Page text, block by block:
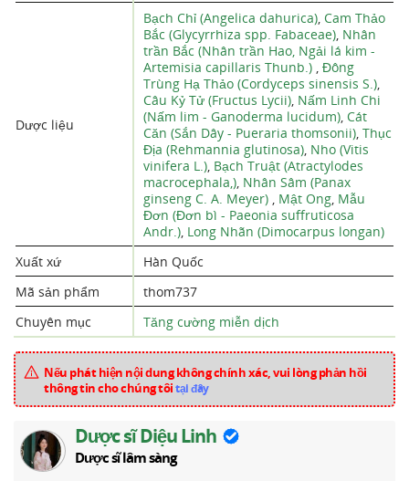
Dược liệu
Bạch Chỉ (Angelica dahurica), Cam Thảo
Bắc (Glycyrrhiza spp. Fabaceae), Nhân
trần Bắc (Nhân trần Hao, Ngải lá kim -
Artemisia capillaris Thunb.) , Đông
Trùng Hạ Thảo (Cordyceps sinensis S.),
Câu Kỷ Tử (Fructus Lycii), Nấm Linh Chi
(Nấm lim - Ganoderma lucidum), Cát
Căn (Sắn Dây - Pueraria thomsonii), Thục
Địa (Rehmannia glutinosa), Nho (Vitis
vinifera L.), Bạch Truật (Atractylodes
macrocephala,), Nhân Sâm (Panax
ginseng C. A. Meyer) , Mật Ong, Mẫu
Đơn (Đơn bì - Paeonia suffruticosa
Andr.), Long Nhãn (Dimocarpus longan)
Xuất xứ
Hàn Quốc
Mã sản phẩm
thom737
Chuyên mục
Tăng cường miễn dịch
Nếu phát hiện nội dung không chính xác, vui lòng phản hồi
thông tin cho chúng tôitại đây
Dược sĩ Diệu Linh
Dược sĩ lâm sàng